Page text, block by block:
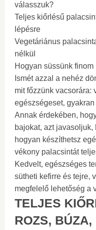
válasszuk?
Teljes kiőrlésű
lépésre
Vegetáriánus
nélkül
Hogyan süssünk
Ismét azzal a nehéz
mit főzzünk vacsorára:
egészségeset,
Annak érdekében,
bajokat, azt javasoljuk,
hogyan készíthetsz
vékony palacsintát
Kedvelt, egészséges
sütheti kefirre és tejre,
megfelelő lehetőség a
TELJES
ROZS,